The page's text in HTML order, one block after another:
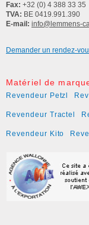
Fax: +32 (0) 4 388 33 35
TVA: BE 0419.991.390
E-mail: info@lemmens-
Demander un rendez-
Matériel de
Revendeur Petzl
Revendeur Tractel
Revendeur Kito